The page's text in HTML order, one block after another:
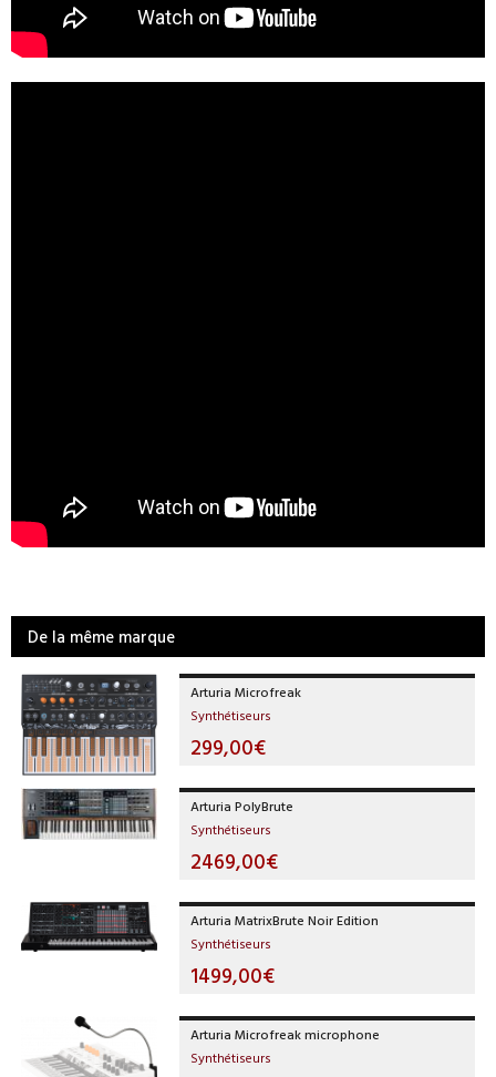
De la même marque
Arturia Microfreak
Synthétiseurs
299,00€
Arturia PolyBrute
Synthétiseurs
2469,00€
Arturia MatrixBrute Noir Edition
Synthétiseurs
1499,00€
Arturia Microfreak microphone
Synthétiseurs